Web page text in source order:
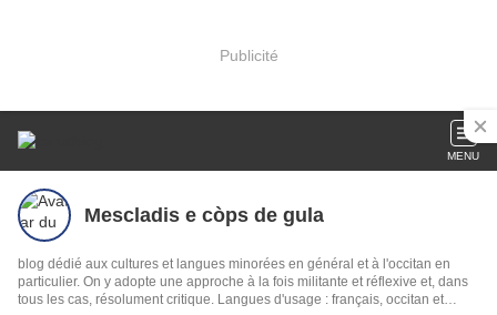
Publicité
MENU
Mescladis e còps de gula
blog dédié aux cultures et langues minorées en général et à l'occitan en
particulier. On y adopte une approche à la fois militante et réflexive et, dans
tous les cas, résolument critique. Langues d'usage : français, occitan et